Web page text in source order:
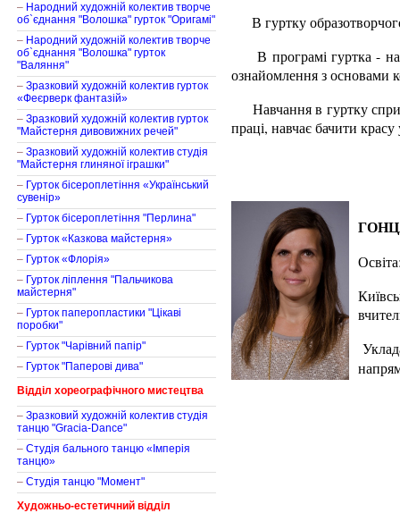
В гуртку
В програмі гуртка -
ознайомлення з основами
Навчання в гуртку
праці, навчає бачити
– Народний художній колектив творче
об`єднання "Волошка" гурток "Оригамі"
– Народний художній колектив творче
об`єднання "Волошка" гурток
"Валяння"
– Зразковий художній колектив гурток
«Феєрверк фантазій»
– Зразковий художній колектив гурток
"Майстерня дивовижних речей"
– Зразковий художній колектив студія
"Майстерня глиняної іграшки"
– Гурток бісероплетіння «Український
сувенір»
– Гурток бісероплетіння "Перлина"
– Гурток «Казкова майстерня»
– Гурток «Флорія»
– Гурток ліплення "Пальчикова
майстерня"
– Гурток паперопластики "Цікаві
поробки"
– Гурток "Чарівний папір"
– Гурток "Паперові дива"
Відділ хореографічного мистецтва
– Зразковий художній колектив студія
танцю "Gracia-Dance"
– Студія бального танцю «Імперія
танцю»
– Студія танцю "Момент"
Художньо-естетичний відділ